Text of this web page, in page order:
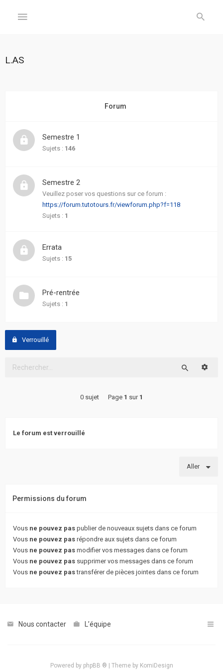
FORUM
Sujets
sans
réponse
Sujets
RACCOURCIS
avancée
L’équipe
L.AS
Forum
Semestre 1
Sujets : 146
Semestre 2
Veuillez poser vos questions sur ce forum :
https://forum.tutotours.fr/viewforum.php?f=118
Sujets : 1
Errata
Sujets : 15
Pré-rentrée
Sujets : 1
Verrouillé
0 sujet Page 1 sur 1
Le forum est verrouillé
Aller
Permissions du forum
Vous ne pouvez pas publier de nouveaux sujets dans ce forum
Vous ne pouvez pas répondre aux sujets dans ce forum
Vous ne pouvez pas modifier vos messages dans ce forum
Vous ne pouvez pas supprimer vos messages dans ce forum
Vous ne pouvez pastransférer de pièces jointes dans ce forum
Nous contacter L’équipe
Powered by phpBB ® | Theme by KomiDesign